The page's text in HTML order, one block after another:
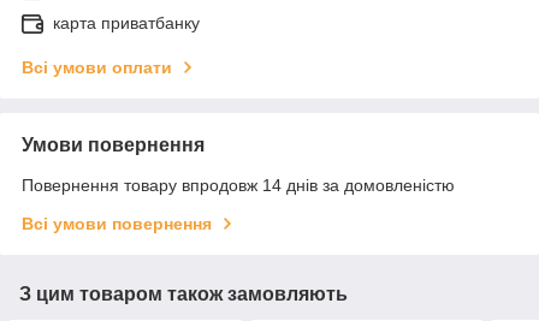
карта приватбанку
Всі умови оплати
Умови повернення
Повернення товару впродовж 14 днів за домовленістю
Всі умови повернення
З цим товаром також замовляють